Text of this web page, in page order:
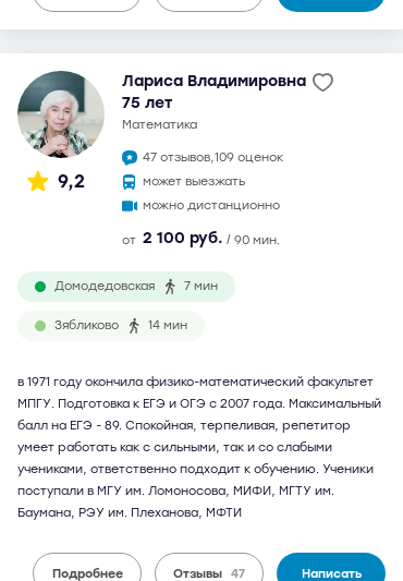
9,2
Лариса Владимировна
75 лет
математика
47 отзывов,109 оценок
может выезжать
можно дистанционно
от 2 100 руб. / 90 мин.
Домодедовская 7 мин
Зябликово 14 мин
в 1971 году окончила физико-математический факультет
МПГУ. Подготовка к ЕГЭ и ОГЭ с 2007 года. Максимальный
балл на ЕГЭ - 89. Спокойная, терпеливая, репетитор
умеет работать как с сильными, так и со слабыми
учениками, ответственно подходит к обучению. Ученики
поступали в МГУ им. Ломоносова, МИФИ, МГТУ им.
Баумана, РЭУ им. Плеханова, МФТИ
Подробнее Отзывы 47 Написать